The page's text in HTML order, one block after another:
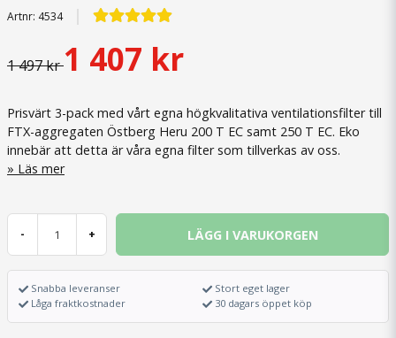
Artnr: 4534
1 497 kr1 407 kr
Prisvärt 3-pack med vårt egna högkvalitativa ventilationsfilter till
FTX-aggregaten Östberg Heru 200 T EC samt 250 T EC. Eko
innebär att detta är våra egna filter som tillverkas av oss.
Läs mer
- + LÄGG I VARUKORGEN
Snabba leveranser
Låga fraktkostnader
Stort eget lager
30 dagars öppet köp